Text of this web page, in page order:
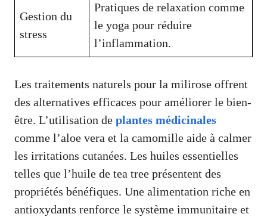
Gestion du
stress
Pratiques de relaxation comme
le yoga pour réduire
l’inflammation.
Les traitements naturels pour la milirose offrent
des alternatives efficaces pour améliorer le bien-
être. L’utilisation de plantes médicinales
comme l’aloe vera et la camomille aide à calmer
les irritations cutanées. Les huiles essentielles
telles que l’huile de tea tree présentent des
propriétés bénéfiques. Une alimentation riche en
antioxydants renforce le système immunitaire et